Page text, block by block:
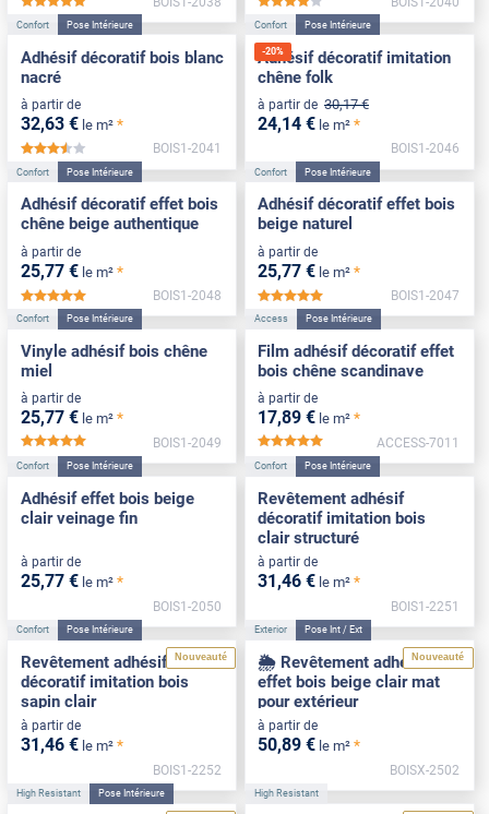
*****
Confort Pose Intérieure
Adhésif décoratif bois blanc
nacré
à partir de
32,63 € le m² *
*****
BOIS1-2041
-20%
Confort Pose Intérieure
Adhésif décoratif imitation
chêne folk
à partir de 30,17 €
24,14 € le m² *
BOIS1-2046
Confort Pose Intérieure
Adhésif décoratif effet bois
chêne beige authentique
à partir de
25,77 € le m² *
*****
BOIS1-2048
Confort Pose Intérieure
Adhésif décoratif effet bois
beige naturel
à partir de
25,77 € le m² *
BOIS1-2047
Confort Pose Intérieure
Vinyle adhésif bois chêne
miel
à partir de
25,77 € le m² *
BOIS1-2049
Access Pose Intérieure
Film adhésif décoratif effet
bois chêne scandinave
à partir de
17,89 € le m² *
ACCESS-7011
Confort Pose Intérieure
Adhésif effet bois beige
clair veinage fin
à partir de
25,77 € le m² *
BOIS1-2050
Confort Pose Intérieure
Revêtement adhésif
décoratif imitation bois
clair structuré
à partir de
31 ,46 € le m² *
BOIS1-2251
Nouveauté
Confort Pose Intérieure
Revêtement adhésif
décoratif imitation bois
sapin clair
à partir de
31 ,46 € le m² *
BOIS1-2252
Nouveauté
Exterior Pose Int / Ext
🌦️ Revêtement adhésif
effet bois beige clair mat
pour extérieur
à partir de
50,89 € le m² *
BOISX-2502
High Resistant Pose Intérieure High Resistant